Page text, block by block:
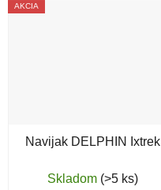
AKCIA
Navijak DELPHIN Ixtrek
Skladom (>5 ks)